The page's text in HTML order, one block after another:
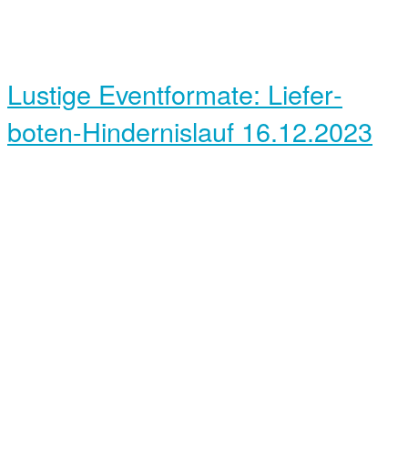
Lustige Event­formate: Liefer­
boten-Hindernis­lauf 16.12.2023